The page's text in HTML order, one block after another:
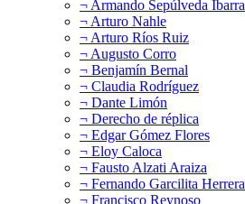
¬ Armando Sepúlveda Ibarra
¬ Arturo Nahle
¬ Arturo Ríos Ruiz
¬ Augusto Corro
¬ Benjamín Bernal
¬ Claudia Rodríguez
¬ Dante Limón
¬ Derecho de réplica
¬ Edgar Gómez Flores
¬ Eloy Caloca
¬ Fausto Alzati Araiza
¬ Fernando Garcilita Herrera
¬ Francisco Reynoso